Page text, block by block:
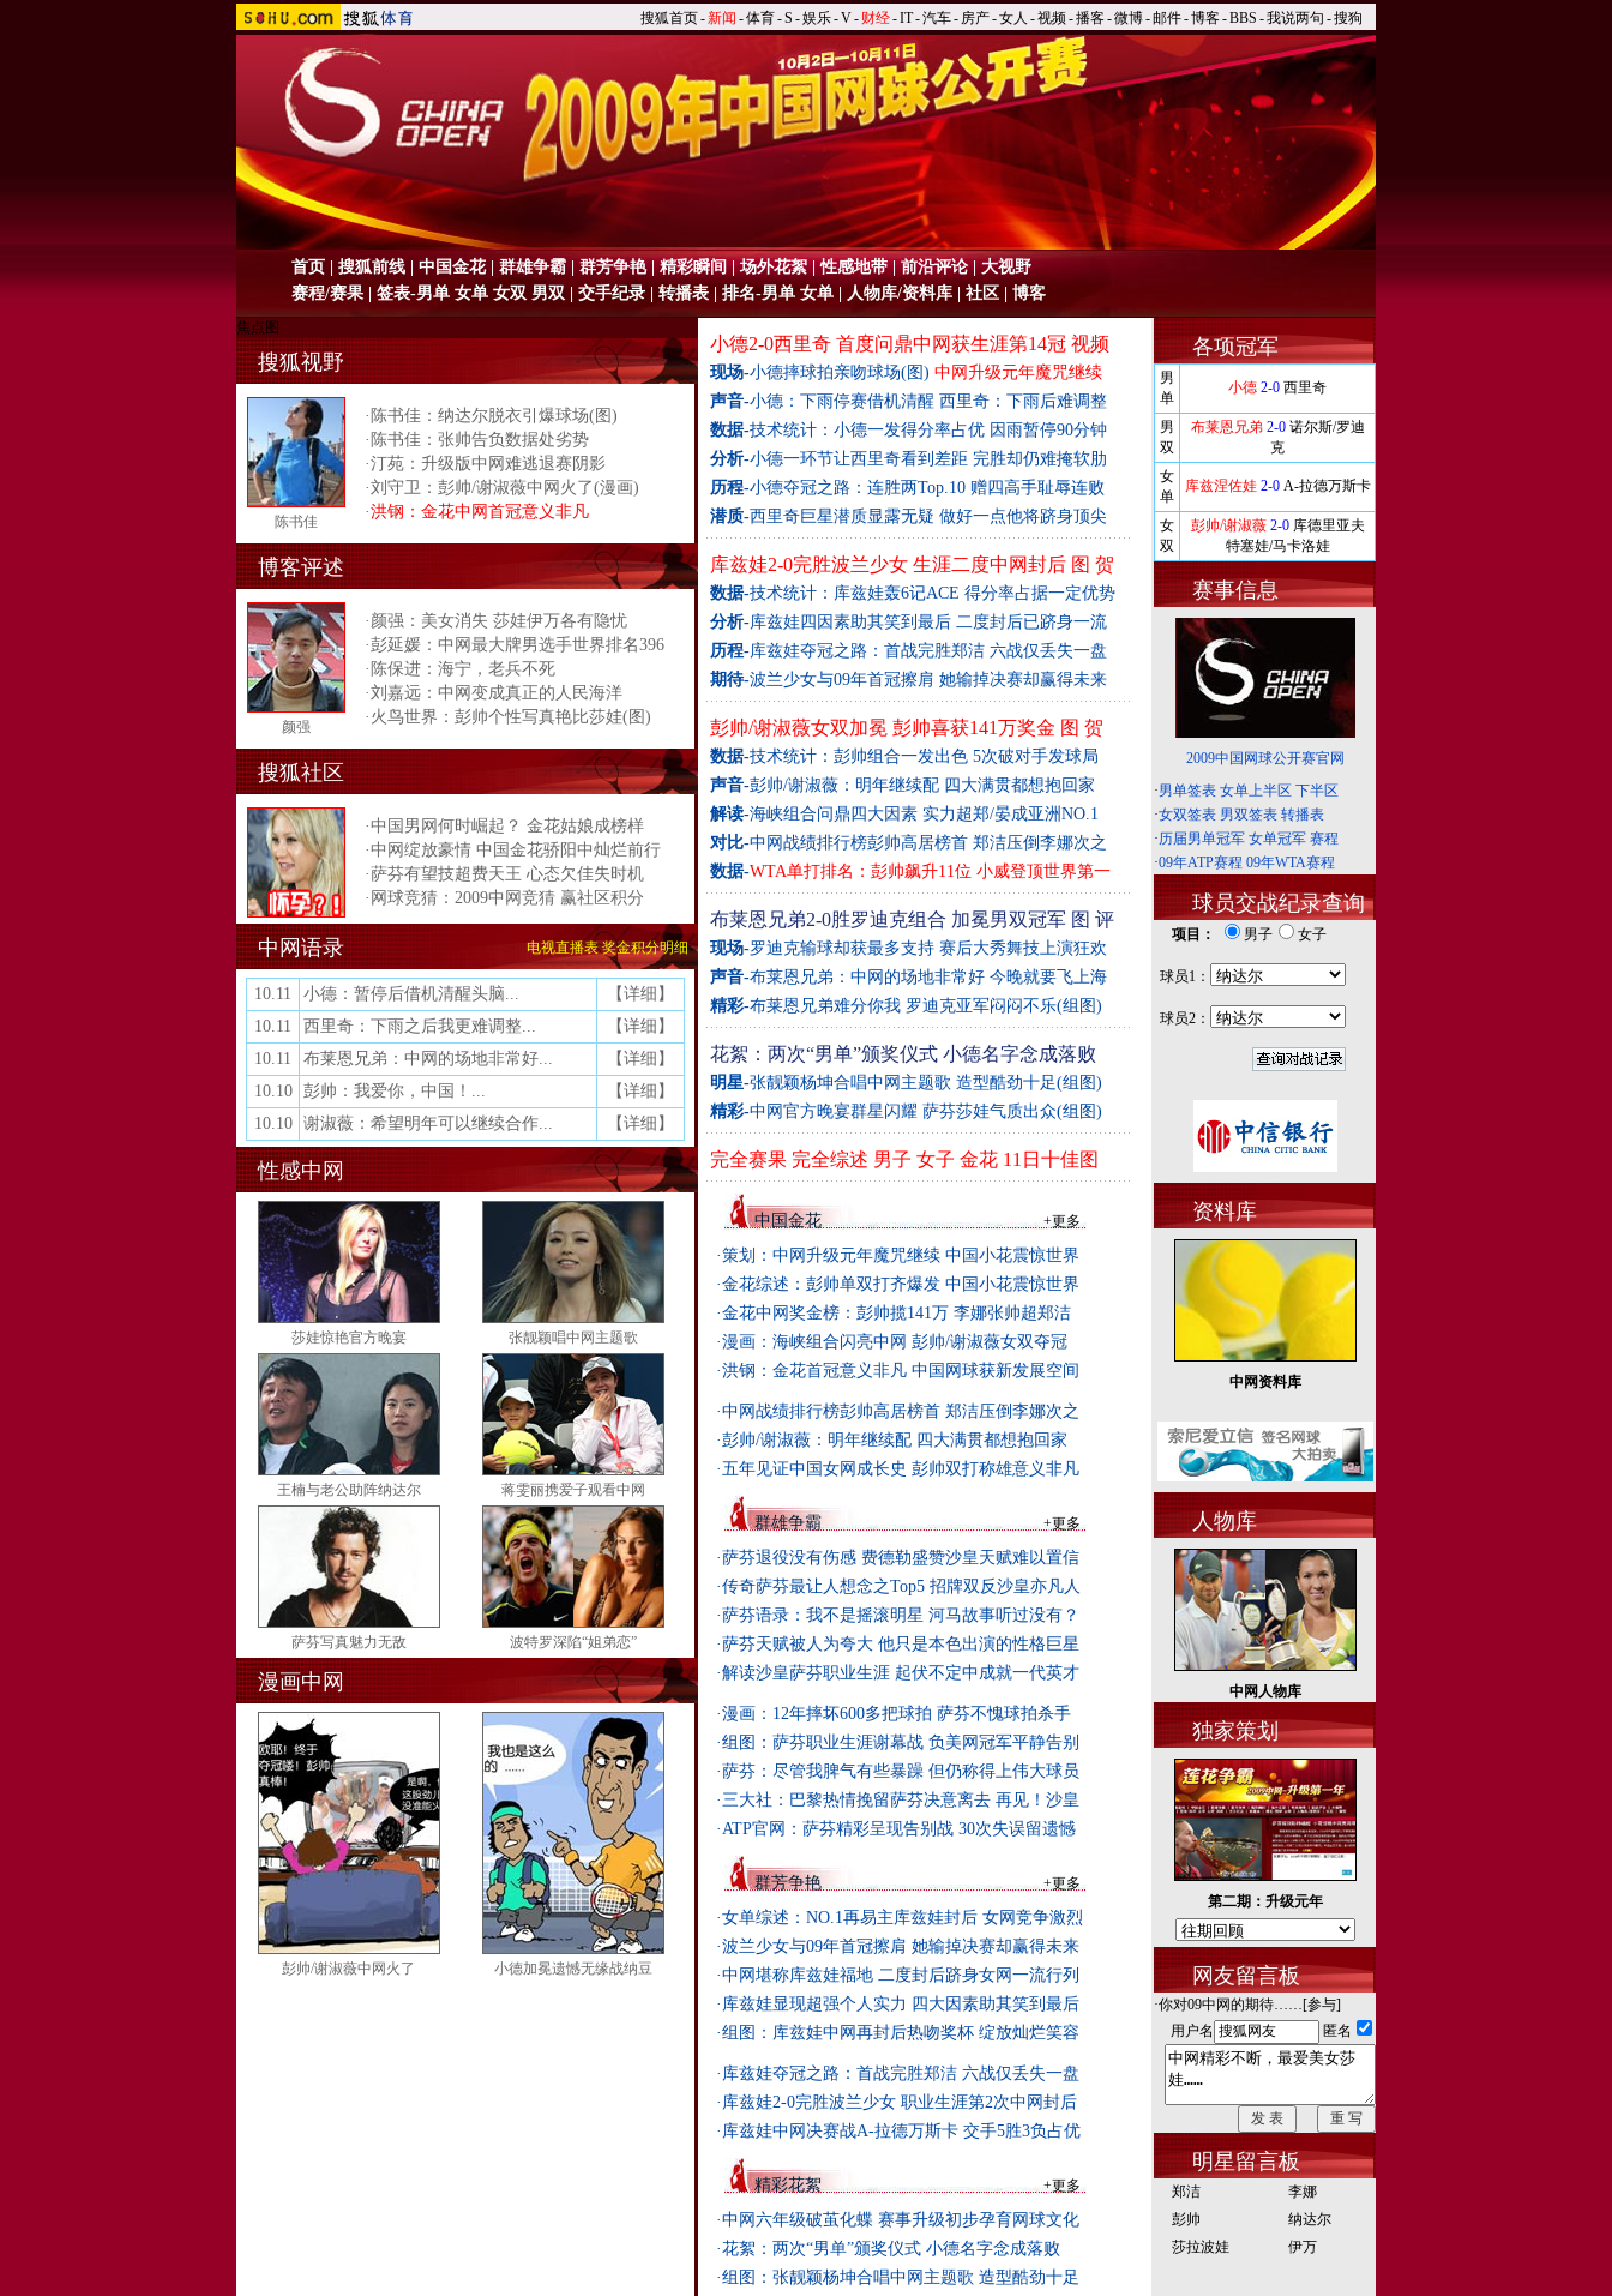
搜狐首页-新闻 -体育-S -娱乐-V- 财经-IT-汽车- 房产-女人 -视频-播客-微博-邮件-博客-BBS -我说两句 -搜狗
首页 搜狐前线 中国金花| 群雄争霸 群芳争艳|精彩瞬间|场外花絮|性感地带|前沿评论|大视野
赛程/赛果 | 签表-男单 女单 女双 男双 交手纪录 转播表 | 排名-男单 女单 人物库/资料库 社区 博客
焦点图
搜狐视野
陈书佳
· 陈书佳：纳达尔脱衣引爆球场(图)
· 陈书佳：张帅告负数据处劣势
·汀苑 ： 升级版中网难逃退赛阴影
·刘守卫：彭帅/谢淑薇中网火了(漫画)
·洪钢：金花中网首冠意义非凡
博客评述
颜强
· 颜强 ： 美女消失 莎娃伊万各有隐忧
·彭延媛 ： 中网最大牌男选手世界排名396
· 陈保进 ： 海宁，老兵不死
·刘嘉远 ： 中网变成真正的人民海洋
· 火鸟世界 ： 彭帅个性写真艳比莎娃(图)
搜狐社区
·中国男网何时崛起？ 金花姑娘成榜样
·中网绽放豪情 中国金花骄阳中灿烂前行
·萨芬有望技超费天王 心态欠佳失时机
· 网球竞猜 ： 2009中网竞猜 赢社区积分
电视直播表 奖金积分明细
中网语录
10.11 小德：暂停后借机清醒头脑... 【详细 】
10.11
西里奇：下雨之后我更难调整... 【详细 】
10.11
布莱恩兄弟：中网的场地非常好... 【详细 】
10.10
彭帅：我爱你，中国！... 【详细 】
10.10
谢淑薇：希望明年可以继续合作... 【详细 】
性感中网
莎娃惊艳官方晚宴 张靓颖唱中网主题歌
王楠与老公助阵纳达尔 蒋雯丽携爱子观看中网
萨芬写真魅力无敌 波特罗深陷“姐弟恋”
漫画中网
彭帅/谢淑薇中网火了 小德加冕遗憾无缘战纳豆
小德2-0西里奇 首度问鼎中网获生涯第14冠 视频
现场-小德摔球拍亲吻球场(图) 中网升级元年魔咒继续
声音-小德：下雨停赛借机清醒 西里奇：下雨后难调整
数据-技术统计：小德一发得分率占优 因雨暂停90分钟
分析-小德一环节让西里奇看到差距 完胜却仍难掩软肋
历程-小德夺冠之路：连胜两Top.10 赠四高手耻辱连败
潜质-西里奇巨星潜质显露无疑 做好一点他将跻身顶尖
库兹娃2-0完胜波兰少女 生涯二度中网封后 图 贺
数据-技术统计：库兹娃轰6记ACE 得分率占据一定优势
分析-库兹娃四因素助其笑到最后 二度封后已跻身一流
历程-库兹娃夺冠之路：首战完胜郑洁 六战仅丢失一盘
期待-波兰少女与09年首冠擦肩 她输掉决赛却赢得未来
彭帅/谢淑薇女双加冕 彭帅喜获141万奖金 图 贺
数据-技术统计：彭帅组合一发出色 5次破对手发球局
声音-彭帅/谢淑薇：明年继续配 四大满贯都想抱回家
解读-海峡组合问鼎四大因素 实力超郑/晏成亚洲NO.1
对比-中网战绩排行榜彭帅高居榜首 郑洁压倒李娜次之
数据-WTA单打排名：彭帅飙升11位 小威登顶世界第一
布莱恩兄弟2-0胜罗迪克组合 加冕男双冠军 图 评
现场-罗迪克输球却获最多支持 赛后大秀舞技上演狂欢
声音-布莱恩兄弟：中网的场地非常好 今晚就要飞上海
精彩-布莱恩兄弟难分你我 罗迪克亚军闷闷不乐(组图)
花絮：两次“男单”颁奖仪式 小德名字念成落败
明星-张靓颖杨坤合唱中网主题歌 造型酷劲十足(组图)
精彩-中网官方晚宴群星闪耀 萨芬莎娃气质出众(组图)
完全赛果 完全综述 男子 女子 金花 11日十佳图
中国金花 +更多
·策划：中网升级元年魔咒继续 中国小花震惊世界
·金花综述：彭帅单双打齐爆发 中国小花震惊世界
·金花中网奖金榜：彭帅揽141万 李娜张帅超郑洁
·漫画：海峡组合闪亮中网 彭帅/谢淑薇女双夺冠
·洪钢：金花首冠意义非凡 中国网球获新发展空间
·中网战绩排行榜彭帅高居榜首 郑洁压倒李娜次之
·彭帅/谢淑薇：明年继续配 四大满贯都想抱回家
·五年见证中国女网成长史 彭帅双打称雄意义非凡
群雄争霸 +更多
·萨芬退役没有伤感 费德勒盛赞沙皇天赋难以置信
·传奇萨芬最让人想念之Top5 招牌双反沙皇亦凡人
·萨芬语录：我不是摇滚明星 河马故事听过没有？
·萨芬天赋被人为夸大 他只是本色出演的性格巨星
·解读沙皇萨芬职业生涯 起伏不定中成就一代英才
·漫画：12年摔坏600多把球拍 萨芬不愧球拍杀手
·组图：萨芬职业生涯谢幕战 负美网冠军平静告别
·萨芬：尽管我脾气有些暴躁 但仍称得上伟大球员
·三大社：巴黎热情挽留萨芬决意离去 再见！沙皇
·ATP官网：萨芬精彩呈现告别战 30次失误留遗憾
群芳争艳 +更多
·女单综述：NO.1再易主库兹娃封后 女网竞争激烈
·波兰少女与09年首冠擦肩 她输掉决赛却赢得未来
·中网堪称库兹娃福地 二度封后跻身女网一流行列
· 库兹娃显现超强个人实力 四大因素助其笑到最后
·组图：库兹娃中网再封后热吻奖杯 绽放灿烂笑容
· 库兹娃夺冠之路：首战完胜郑洁 六战仅丢失一盘
· 库兹娃2-0完胜波兰少女 职业生涯第2次中网封后
· 库兹娃中网决赛战A-拉德万斯卡 交手5胜3负占优
精彩花絮 +更多
·中网六年级破茧化蝶 赛事升级初步孕育网球文化
·花絮：两次“男单”颁奖仪式 小德名字念成落败
·组图：张靓颖杨坤合唱中网主题歌 造型酷劲十足
各项冠军
男
单
小德 2-0 西里奇
男
双
布莱恩兄弟 2-0 诺尔斯/罗迪
克
女
单
库兹涅佐娃 2-0 A-拉德万斯卡
女
双
彭帅/谢淑薇 2-0 库德里亚夫
特塞娃/马卡洛娃
赛事信息
2009中国网球公开赛官网
·男单签表 女单上半区 下半区
·女双签表 男双签表 转播表
·历届男单冠军 女单冠军 赛程
·09年ATP赛程 09年WTA赛程
球员交战纪录查询
项目： 男子 女子
球员1：
球员2：
资料库
中网资料库
人物库
中网人物库
独家策划
第二期：升级元年
网友留言板
·你对09中网的期待……[参与]
用户名
匿名
明星留言板
郑洁
李娜
彭帅
纳达尔
莎拉波娃
伊万